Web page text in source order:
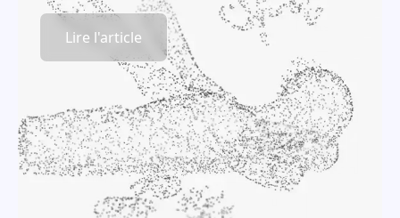
Lire l'article